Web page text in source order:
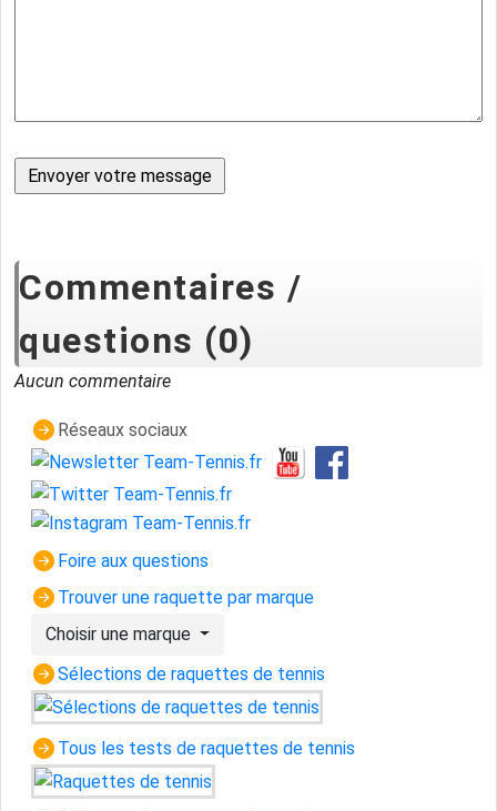
Commentaires /
questions (0)
Aucun commentaire
Réseaux sociaux
Foire aux questions
Trouver une raquette par marque
Choisir une marque
Sélections de raquettes de tennis
Tous les tests de raquettes de tennis